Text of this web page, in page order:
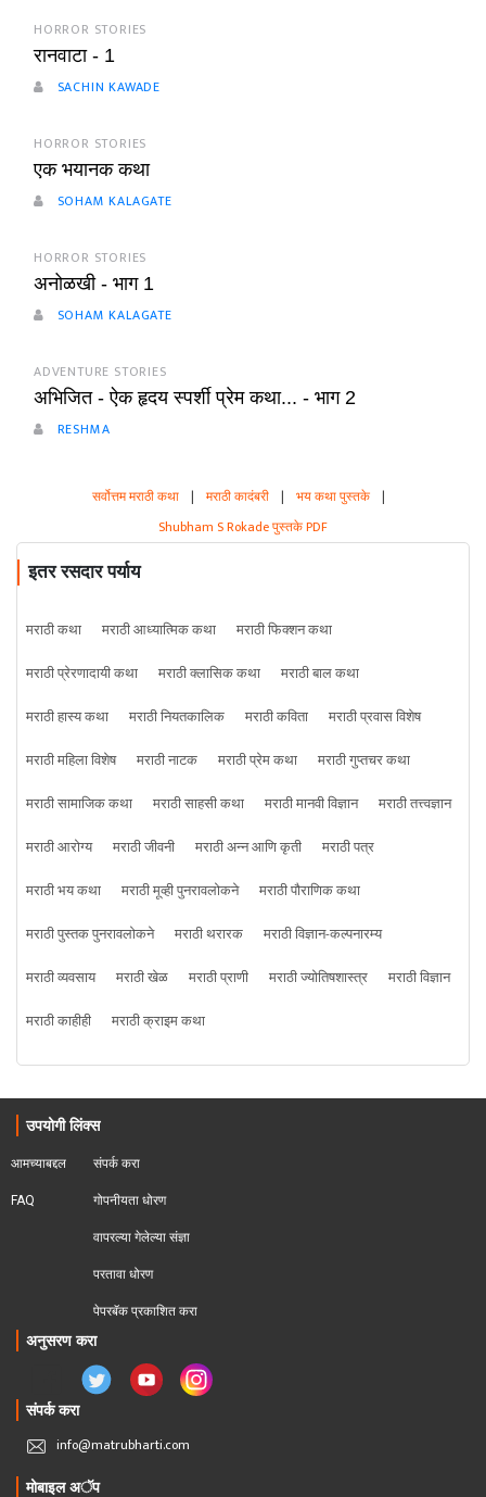
HORROR STORIES
रानवाटा - 1
SACHIN KAWADE
HORROR STORIES
एक भयानक कथा
SOHAM KALAGATE
HORROR STORIES
अनोळखी - भाग 1
SOHAM KALAGATE
ADVENTURE STORIES
अभिजित - ऐक हृदय स्पर्शी प्रेम कथा... - भाग 2
RESHMA
सर्वोत्तम मराठी कथा | मराठी कादंबरी | भय कथा पुस्तके |
Shubham S Rokade पुस्तके PDF
इतर रसदार पर्याय
मराठी कथा मराठी आध्यात्मिक कथा
मराठी फिक्शन कथा
मराठी प्रेरणादायी कथा
मराठी क्लासिक कथा
मराठी बाल कथा
मराठी हास्य कथा
मराठी नियतकालिक मराठी कविता
मराठी प्रवास विशेष
मराठी महिला विशेष
मराठी नाटक मराठी प्रेम कथा
मराठी गुप्तचर कथा
मराठी सामाजिक कथा
मराठी साहसी कथा मराठी मानवी विज्ञान
मराठी तत्त्वज्ञान
मराठी आरोग्य
मराठी जीवनी मराठी अन्न आणि कृती
मराठी पत्र
मराठी भय कथा
मराठी मूव्ही पुनरावलोकने
मराठी पौराणिक कथा
मराठी पुस्तक पुनरावलोकने
मराठी थरारक
मराठी विज्ञान-कल्पनारम्य
मराठी व्यवसाय
मराठी खेळ मराठी प्राणी मराठी ज्योतिषशास्त्र
मराठी विज्ञान
मराठी काहीही
मराठी क्राइम कथा
उपयोगी लिंक्स
आमच्याबद्दल
FAQ
संपर्क करा
गोपनीयता धोरण
वापरल्या गेलेल्या संज्ञा
परतावा धोरण
पेपरबॅक प्रकाशित करा
अनुसरण करा
संपर्क करा
info@matrubharti.com
मोबाइल अॅप